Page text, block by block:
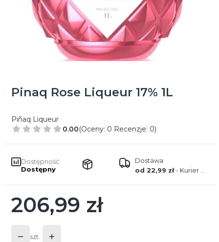
Pinaq Rose Liqueur 17% 1L
Piñaq Liqueur
0.00(Oceny: 0 Recenzje: 0)
Dostępność:
Dostępny
Dostawa
od 22,99 zł- Kurier FedEx
Cena
206,99 zł
szt.